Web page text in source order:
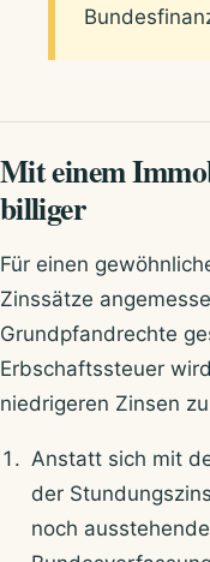
Mit einem
billiger
Für einen
Zinssätze
Grundpfandrechte
Erbschaftssteuer
niedrigeren Zinsen
Anstatt sich mit
der
noch